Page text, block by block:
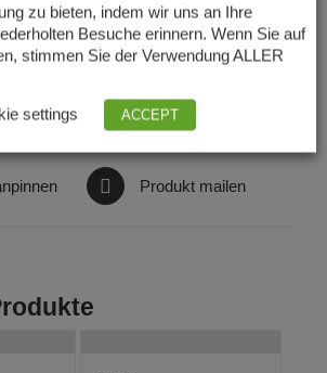
teilen Produkt twittern
Produkt mailen
zu bieten, indem wir uns an Ihre
Besuche erinnern. Wenn Sie auf
stimmen Sie der Verwendung ALLER
settings ACCEPT